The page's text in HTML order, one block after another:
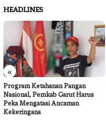
HEADLINES
«
Ingin Cat Mobil Awet
tahun? Segera Nano Coating
Mobil Jakarta